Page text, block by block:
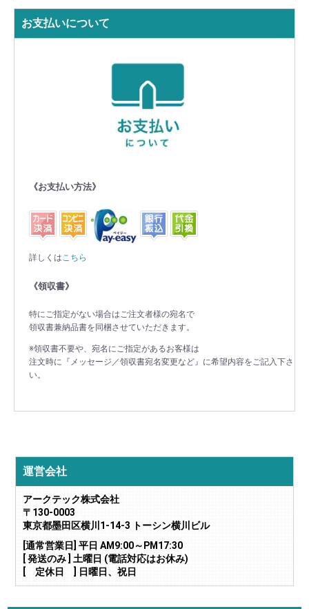
お支払いについて
《お支払い方法》
詳しくはこちら
《領収書》
特にご指定がない場合はご注文者様の宛名で
領収書兼納品書を同梱させていただきます。
※領収書不要や、宛名にご指定があるお客様は
注文時に『メッセージ／領収書宛名変更など』に希望内容をご記入下さ
い。
運営会社
アークテック株式会社
〒130-0003
東京都墨田区横川1-14-3 トーシン横川ビル
[通常営業日] 平日 AM9:00～PM17:30
[ 発送のみ ] 土曜日 (電話対応はお休み)
[ 定休日 ] 日曜日、祝日